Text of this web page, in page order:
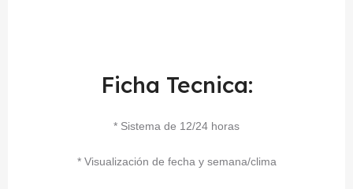
Ficha Tecnica:
* Sistema de 12/24 horas
* Visualización de fecha y semana/clima